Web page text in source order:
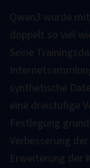
Qwen3 wurde
doppelt so viel
Seine
synthetische
eine dreistufige
Festlegung
Verbesserung
Erweiterung der